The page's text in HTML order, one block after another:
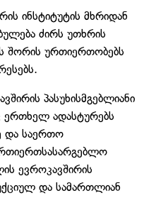
ინსტიტუტის მხრიდან
ძირს უთხრის
შორის ურთიერთობებს
პასუხისმგებლიანი
ადასტურებს
და საერთო
ევროკავშირის
და სამართლიან